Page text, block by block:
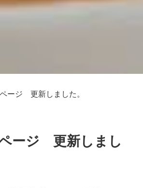
ージ 更新しました。
ージ 更新しまし